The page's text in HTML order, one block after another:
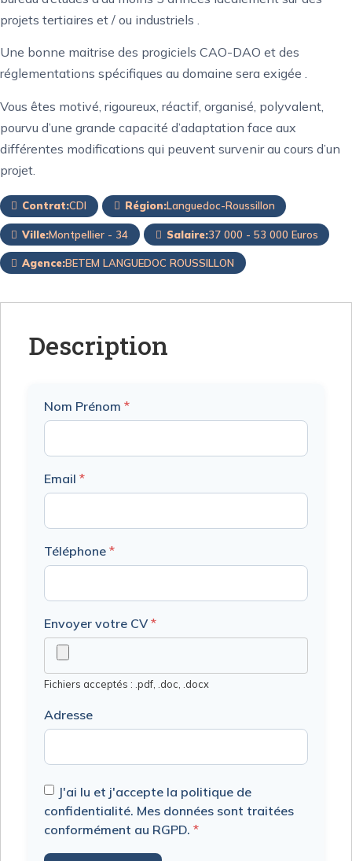
projets tertiaires et / ou industriels .
Une bonne maitrise des progiciels CAO-DAO et des
réglementations spécifiques au domaine sera exigée .
Vous êtes motivé, rigoureux, réactif, organisé, polyvalent,
pourvu d’une grande capacité d’adaptation face aux
différentes modifications qui peuvent survenir au cours d’un
projet.
Contrat:CDI Région:Languedoc-Roussillon
Ville:Montpellier - 34 Salaire:37 000 - 53 000 Euros
Agence:BETEM LANGUEDOC ROUSSILLON
Description
Nom Prénom *
Email *
Téléphone *
Envoyer votre CV*
Fichiers acceptés : .pdf, .doc, .docx
Adresse
J'ai lu et j'accepte la politique de
confidentialité. Mes données sont traitées
conformément au RGPD. *